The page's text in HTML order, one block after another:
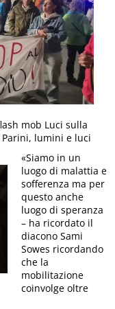
mob Luci sulla
Parini, lumini e luci
«Siamo in un
luogo di malattia e
sofferenza ma per
questo anche
luogo di speranza
– ha ricordato il
diacono Sami
Sowes ricordando
che la
mobilitazione
coinvolge oltre